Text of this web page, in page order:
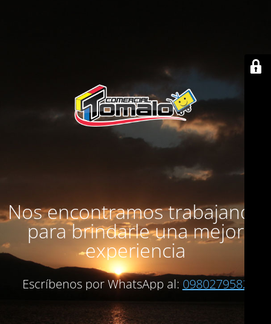
Nos encontramos trabajando
para brindarle una mejor
experiencia
Escríbenos por WhatsApp al: 0980279582